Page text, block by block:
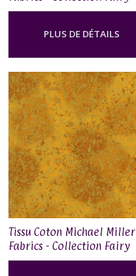
Frost - Glass
PLUS DE DÉTAILS
Tissu Coton Michael Miller
Fabrics - Collection Fairy
Frost - Amber